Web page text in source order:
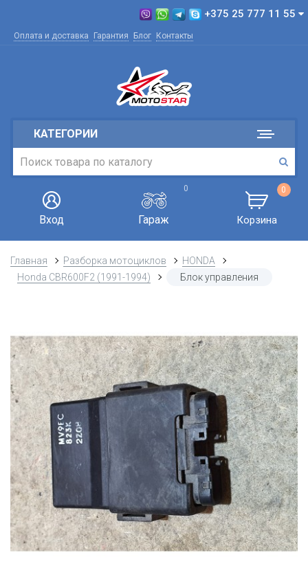
+375 25 777 11 55
Оплата и доставка Гарантия Блог Контакты
КАТЕГОРИИ
Вход
0
Гараж
0
Корзина
Главная Разборка мотоциклов
HONDA
Honda CBR600F2 (1991-1994)
Блок управления